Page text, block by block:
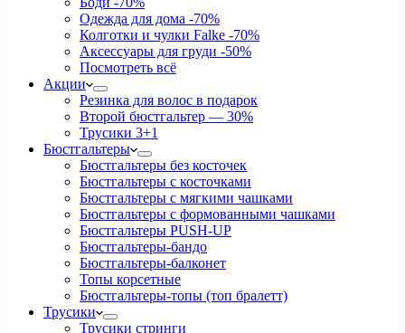
Одежда для дома -70%
Колготки и чулки Falke -70%
Аксессуары для груди -50%
Посмотреть всё
Акции
Резинка для волос в подарок
Второй бюстгальтер — 30%
Трусики 3+1
Бюстгальтеры
Бюстгальтеры без косточек
Бюстгальтеры с косточками
Бюстгальтеры с мягкими чашками
Бюстгальтеры с формованными чашками
Бюстгальтеры PUSH-UP
Бюстгальтеры-бандо
Бюстгальтеры-балконет
Топы корсетные
Бюстгальтеры-топы (топ бралетт)
Трусики
Трусики стринги